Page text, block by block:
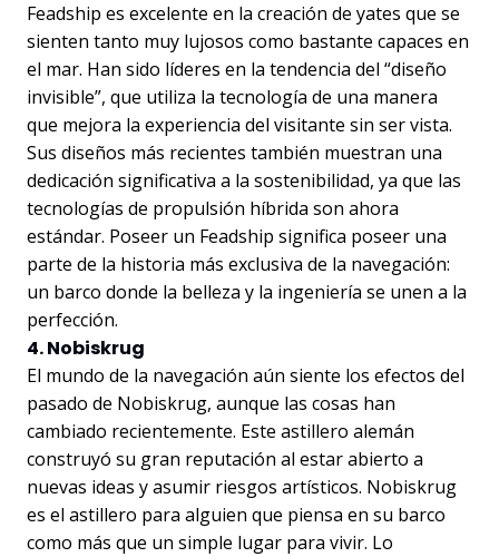
Feadship es excelente en la creación de yates que se
sienten tanto muy lujosos como bastante capaces en
el mar. Han sido líderes en la tendencia del “diseño
invisible”, que utiliza la tecnología de una manera
que mejora la experiencia del visitante sin ser vista.
Sus diseños más recientes también muestran una
dedicación significativa a la sostenibilidad, ya que las
tecnologías de propulsión híbrida son ahora
estándar. Poseer un Feadship significa poseer una
parte de la historia más exclusiva de la navegación:
un barco donde la belleza y la ingeniería se unen a la
perfección.
4. Nobiskrug
El mundo de la navegación aún siente los efectos del
pasado de Nobiskrug, aunque las cosas han
cambiado recientemente. Este astillero alemán
construyó su gran reputación al estar abierto a
nuevas ideas y asumir riesgos artísticos. Nobiskrug
es el astillero para alguien que piensa en su barco
como más que un simple lugar para vivir. Lo